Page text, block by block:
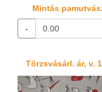
Mintás
-
Törzsvásárl. ár, v.